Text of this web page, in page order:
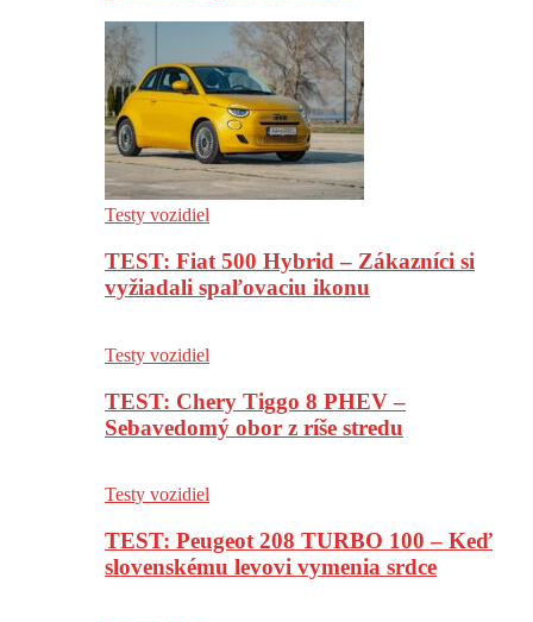
Testy vozidiel
TEST: Fiat 500 Hybrid – Zákazníci si
vyžiadali spaľovaciu ikonu
Testy vozidiel
TEST: Chery Tiggo 8 PHEV –
Sebavedomý obor z ríše stredu
Testy vozidiel
TEST: Peugeot 208 TURBO 100 – Keď
slovenskému levovi vymenia srdce